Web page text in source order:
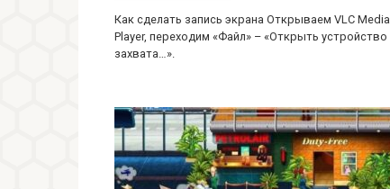
Как сделать запись экрана Открываем VLC Media
Player, переходим «Файл» – «Открыть устройство
захвата…».